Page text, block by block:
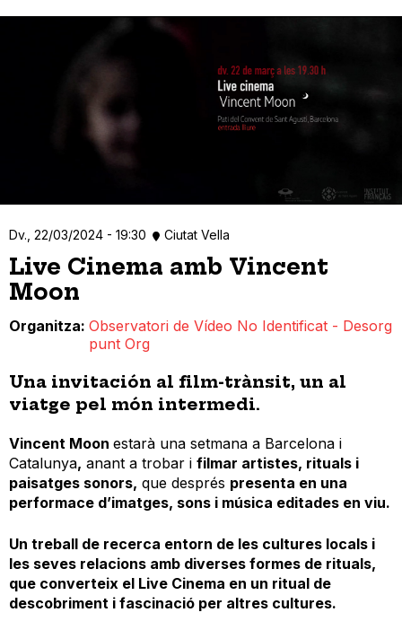
Dv., 22/03/2024 - 19:30 Ciutat Vella
Live Cinema amb Vincent
Moon
Organitza Observatori de Vídeo No Identificat - Desorg
punt Org
Una invitación al film-trànsit, un al
viatge pel món intermedi.
Vincent Moon estarà una setmana a Barcelona i
Catalunya, anant a trobar i filmar artistes, rituals i
paisatges sonors, que després presenta en una
performace d’imatges, sons i música editades en viu.
Un treball de recerca entorn de les cultures locals i
les seves relacions amb diverses formes de rituals,
que converteix el Live Cinema en un ritual de
descobriment i fascinació per altres cultures.